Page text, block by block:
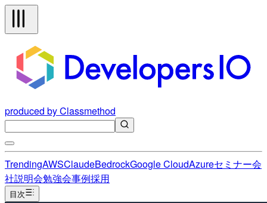
produced by Classmethod
TrendingAWSClaudeBedrockGoogle CloudAzureセミナー会
社説明会勉強会事例採用
目次